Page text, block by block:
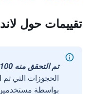
تقييمات حول
تم التحقق منه 100%
الحجوزات التي تم